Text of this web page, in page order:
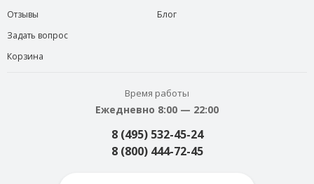
Отзывы
Задать вопрос
Корзина
Блог
Время работы
Ежедневно 8:00 — 22:00
8 (495) 532-45-24
8 (800) 444-72-45